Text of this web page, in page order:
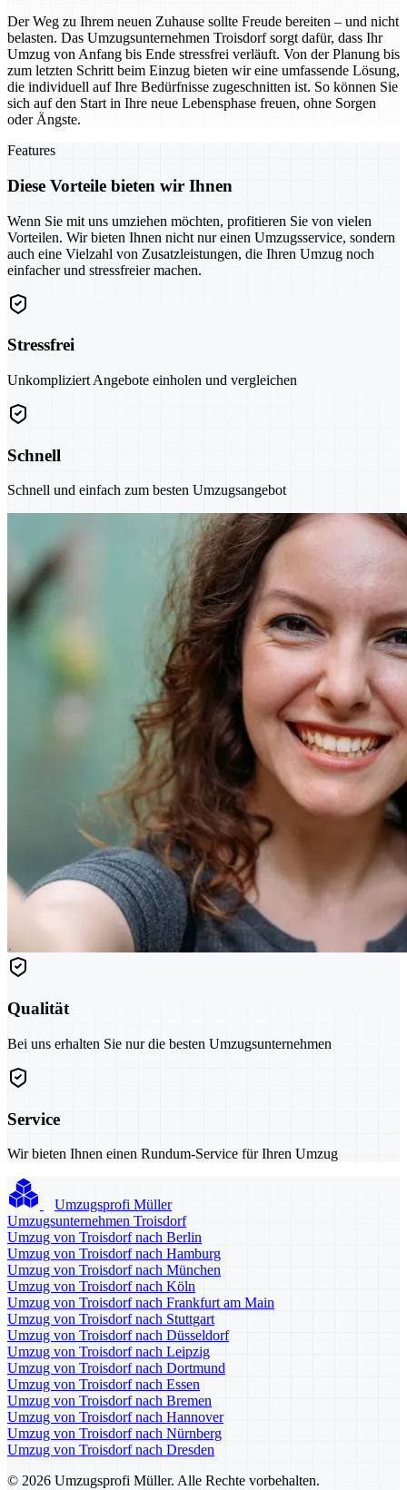
Der Weg zu Ihrem neuen Zuhause sollte Freude bereiten – und nicht
belasten. Das Umzugsunternehmen Troisdorf sorgt dafür, dass Ihr
Umzug von Anfang bis Ende stressfrei verläuft. Von der Planung bis
zum letzten Schritt beim Einzug bieten wir eine umfassende Lösung,
die individuell auf Ihre Bedürfnisse zugeschnitten ist. So können Sie
sich auf den Start in Ihre neue Lebensphase freuen, ohne Sorgen
oder Ängste.
Features
Diese Vorteile bieten wir Ihnen
Wenn Sie mit uns umziehen möchten, profitieren Sie von vielen
Vorteilen. Wir bieten Ihnen nicht nur einen Umzugsservice, sondern
auch eine Vielzahl von Zusatzleistungen, die Ihren Umzug noch
einfacher und stressfreier machen.
Stressfrei
Unkompliziert Angebote einholen und vergleichen
Schnell
Schnell und einfach zum besten Umzugsangebot
Qualität
Bei uns erhalten Sie nur die besten Umzugsunternehmen
Service
Wir bieten Ihnen einen Rundum-Service für Ihren Umzug
Umzugsprofi Müller
Umzugsunternehmen Troisdorf
Umzug von Troisdorf nach Berlin
Umzug von Troisdorf nach Hamburg
Umzug von Troisdorf nach München
Umzug von Troisdorf nach Köln
Umzug von Troisdorf nach Frankfurt am Main
Umzug von Troisdorf nach Stuttgart
Umzug von Troisdorf nach Düsseldorf
Umzug von Troisdorf nach Leipzig
Umzug von Troisdorf nach Dortmund
Umzug von Troisdorf nach Essen
Umzug von Troisdorf nach Bremen
Umzug von Troisdorf nach Hannover
Umzug von Troisdorf nach Nürnberg
Umzug von Troisdorf nach Dresden
© 2026 Umzugsprofi Müller. Alle Rechte vorbehalten.